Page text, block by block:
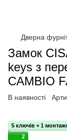
Дверна
Замок
keys з
CAMBIO
В наявності
5 ключів + 1
2